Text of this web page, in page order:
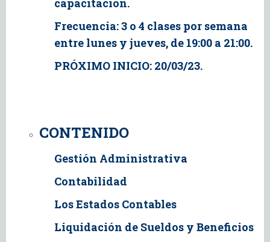
capacitación.
Frecuencia: 3 o 4 clases por semana
entre lunes y jueves, de 19:00 a 21:00.
PRÓXIMO INICIO: 20/03/23.
CONTENIDO
Gestión Administrativa
Contabilidad
Los Estados Contables
Liquidación de Sueldos y Beneficios